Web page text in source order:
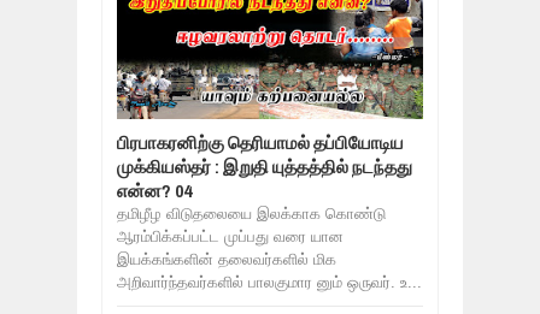
பிரபாகரனிற்கு தெரியாமல் தப்பியோடிய
முக்கியஸ்தர் : இறுதி யுத்தத்தில் நடந்தது
என்ன? 04
தமிழீழ விடுதலையை இலக்காக கொண்டு
ஆரம்பிக்கப்பட்ட முப்பது வரை யான
இயக்கங்களின் தலைவர்களில் மிக
அறிவார்ந்தவர்களில் பாலகுமார னும் ஒருவர். உ...